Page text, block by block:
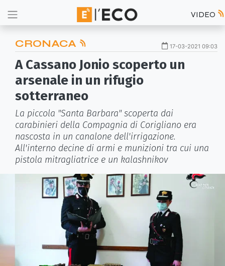
VIDEO
CRONACA 17-03-2021 09:03
A Cassano Jonio scoperto un
arsenale in un rifugio
sotterraneo
La piccola "Santa Barbara" scoperta dai
carabinieri della Compagnia di Corigliano era
nascosta in un canalone dell'irrigazione.
All'interno decine di armi e munizioni tra cui una
pistola mitragliatrice e un kalashnikov